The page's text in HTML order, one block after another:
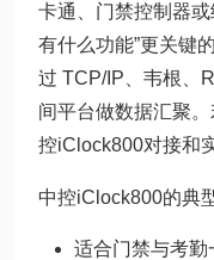
卡通、门禁控制器
有什么功能”更关键
过 TCP/IP、韦根、
间平台做数据汇聚
控iClock800对接和
中控iClock800的典
适合门禁与考勤